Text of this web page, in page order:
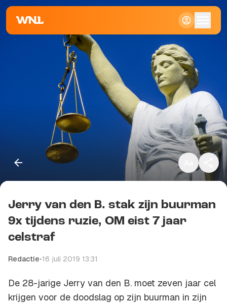
Standaard
Groot
Kopieer link
Jerry van den B. stak zijn buurman
9x tijdens ruzie, OM eist 7 jaar
celstraf
Redactie•16 juli 2019 13:31
De 28-jarige Jerry van den B. moet zeven jaar cel
krijgen voor de doodslag op zijn buurman in zijn